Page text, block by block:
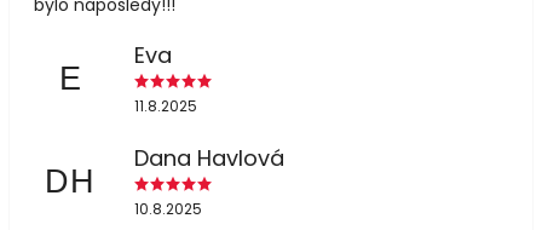
E
Eva
11.8.2025
DH
Dana Havlová
10.8.2025